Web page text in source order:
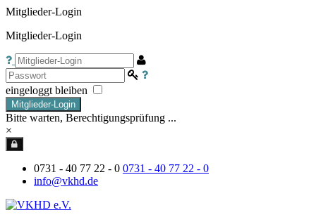
Mitglieder-Login
Mitglieder-Login
eingeloggt bleiben
Mitglieder-Login
Bitte warten, Berechtigungsprüfung ...
×
0731 - 40 77 22 - 0 0731 - 40 77 22 - 0
info@vkhd.de